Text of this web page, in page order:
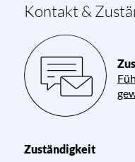
Kontakt &
Zuständigkeit